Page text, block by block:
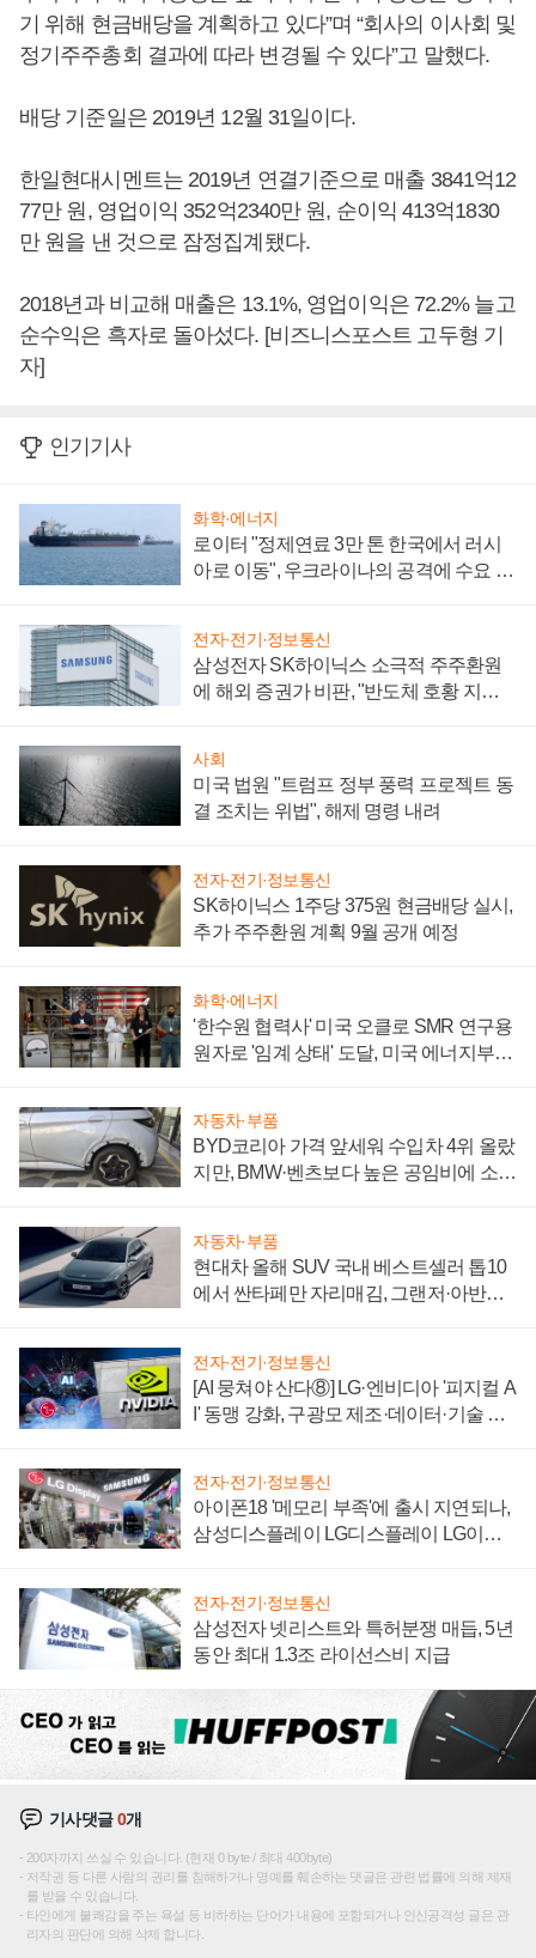
기 위해 현금배당을 계획하고 있다”며 “회사의 이사회 및
정기주주총회 결과에 따라 변경될 수 있다”고 말했다.
배당 기준일은 2019년 12월 31일이다.
한일현대시멘트는 2019년 연결기준으로 매출 3841억12
77만 원, 영업이익 352억2340만 원, 순이익 413억1830
만 원을 낸 것으로 잠정집계됐다.
2018년과 비교해 매출은 13.1%, 영업이익은 72.2% 늘고
순수익은 흑자로 돌아섰다. [비즈니스포스트 고두형 기
자]
인기기사
화학·에너지
로이터 "정제연료 3만 톤 한국에서 러시
아로 이동", 우크라이나의 공격에 수요 늘
전자·전기·정보통신
삼성전자 SK하이닉스 소극적 주주환원
에 해외 증권가 비판, "반도체 호황 지속
사회
미국 법원 "트럼프 정부 풍력 프로젝트 동
결 조치는 위법", 해제 명령 내려
전자·전기·정보통신
SK하이닉스 1주당 375원 현금배당 실시,
추가 주주환원 계획 9월 공개 예정
화학·에너지
'한수원 협력사' 미국 오클로 SMR 연구용
원자로 '임계 상태' 도달, 미국 에너지부
자동차·부품
BYD코리아 가격 앞세워 수입차 4위 올랐
지만, BMW·벤츠보다 높은 공임비에 소비
자동차·부품
현대차 올해 SUV 국내 베스트셀러 톱10
에서 싼타페만 자리매김, 그랜저·아반떼
전자·전기·정보통신
[AI 뭉쳐야 산다⑧] LG·엔비디아 '피지컬 A
I' 동맹 강화, 구광모 제조·데이터·기술 결
전자·전기·정보통신
아이폰18 '메모리 부족'에 출시 지연되나,
삼성디스플레이 LG디스플레이 LG이노
전자·전기·정보통신
삼성전자 넷리스트와 특허분쟁 매듭, 5년
동안 최대 1.3조 라이선스비 지급
기사댓글0개
200자까지 쓰실 수 있습니다. (현재 0 byte / 최대 400byte)
저작권 등 다른 사람의 권리를 침해하거나 명예를 훼손하는 댓글은 관련 법률에 의해 제재
를 받을 수 있습니다.
타인에게 불쾌감을 주는 욕설 등 비하하는 단어가 내용에 포함되거나 인신공격성 글은 관
리자의 판단에 의해 삭제 합니다.